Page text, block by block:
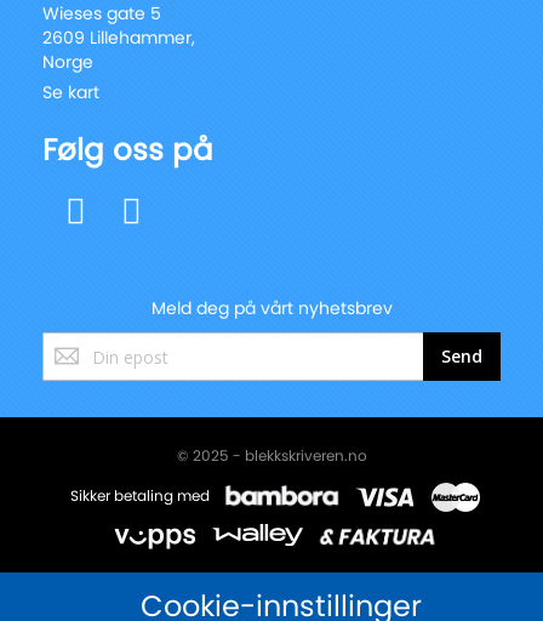
Wieses gate 5
2609 Lillehammer,
Norge
Se kart
Følg oss på
Meld deg på vårt nyhetsbrev
Registrer
deg
vårt
Send
© 2025 - blekkskriveren.no
Sikker betaling med
Cookie-innstillinger